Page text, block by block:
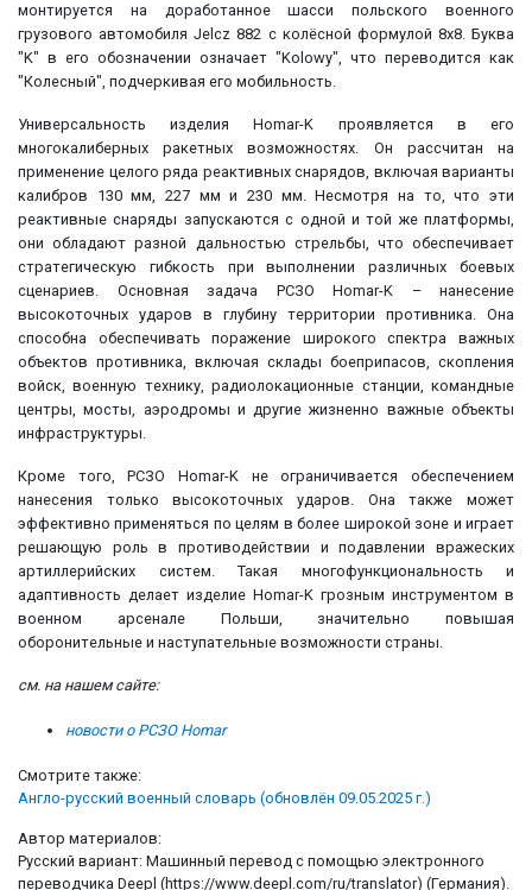
монтируется на доработанное шасси польского военного
грузового автомобиля Jelcz 882 с колёсной формулой 8x8. Буква
"K" в его обозначении означает "Kolowy", что переводится как
"Колесный", подчеркивая его мобильность.
Универсальность изделия Homar-K проявляется в его
многокалиберных ракетных возможностях. Он рассчитан на
применение целого ряда реактивных снарядов, включая варианты
калибров 130 мм, 227 мм и 230 мм. Несмотря на то, что эти
реактивные снаряды запускаются с одной и той же платформы,
они обладают разной дальностью стрельбы, что обеспечивает
стратегическую гибкость при выполнении различных боевых
сценариев. Основная задача РСЗО Homar-K – нанесение
высокоточных ударов в глубину территории противника. Она
способна обеспечивать поражение широкого спектра важных
объектов противника, включая склады боеприпасов, скопления
войск, военную технику, радиолокационные станции, командные
центры, мосты, аэродромы и другие жизненно важные объекты
инфраструктуры.
Кроме того, РСЗО Homar-K не ограничивается обеспечением
нанесения только высокоточных ударов. Она также может
эффективно применяться по целям в более широкой зоне и играет
решающую роль в противодействии и подавлении вражеских
артиллерийских систем. Такая многофункциональность и
адаптивность делает изделие Homar-K грозным инструментом в
военном арсенале Польши, значительно повышая
оборонительные и наступательные возможности страны.
см. на нашем сайте:
новости о РСЗО Homar
Смотрите также:
Англо-русский военный словарь (обновлён 09.05.2025 г.)
Автор материалов:
Русский вариант: Машинный перевод с помощью электронного
переводчика Deepl (https://www.deepl.com/ru/translator) (Германия).